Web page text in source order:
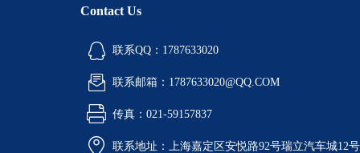
Contact Us
联系QQ：1787633020
联系邮箱：1787633020@QQ.COM
传真：021-59157837
联系地址：上海嘉定区安悦路92号瑞立汽车城12